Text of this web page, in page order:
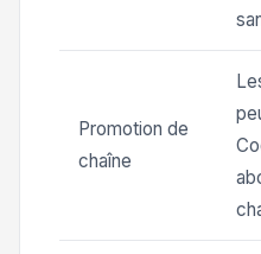
Promotion de
chaîne